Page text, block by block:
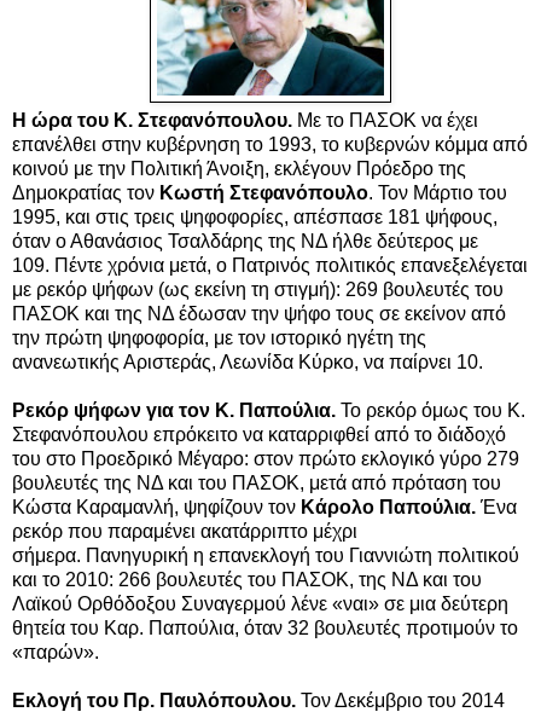
Η ώρα του Κ. Στεφανόπουλου. Με το ΠΑΣΟΚ να έχει
επανέλθει στην κυβέρνηση το 1993, το κυβερνών κόμμα από
κοινού με την Πολιτική Άνοιξη, εκλέγουν Πρόεδρο της
Δημοκρατίας τον Κωστή Στεφανόπουλο. Τον Μάρτιο του
1995, και στις τρεις ψηφοφορίες, απέσπασε 181 ψήφους,
όταν ο Αθανάσιος Τσαλδάρης της ΝΔ ήλθε δεύτερος με
109. Πέντε χρόνια μετά, ο Πατρινός πολιτικός επανεξελέγεται
με ρεκόρ ψήφων (ως εκείνη τη στιγμή): 269 βουλευτές του
ΠΑΣΟΚ και της ΝΔ έδωσαν την ψήφο τους σε εκείνον από
την πρώτη ψηφοφορία, με τον ιστορικό ηγέτη της
ανανεωτικής Αριστεράς, Λεωνίδα Κύρκο, να παίρνει 10.
Ρεκόρ ψήφων για τον Κ. Παπούλια. Το ρεκόρ όμως του Κ.
Στεφανόπουλου επρόκειτο να καταρριφθεί από το διάδοχό
του στο Προεδρικό Μέγαρο: στον πρώτο εκλογικό γύρο 279
βουλευτές της ΝΔ και του ΠΑΣΟΚ, μετά από πρόταση του
Κώστα Καραμανλή, ψηφίζουν τον Κάρολο Παπούλια. Ένα
ρεκόρ που παραμένει ακατάρριπτο μέχρι
σήμερα. Πανηγυρική η επανεκλογή του Γιαννιώτη πολιτικού
και το 2010: 266 βουλευτές του ΠΑΣΟΚ, της ΝΔ και του
Λαϊκού Ορθόδοξου Συναγερμού λένε «ναι» σε μια δεύτερη
θητεία του Καρ. Παπούλια, όταν 32 βουλευτές προτιμούν το
«παρών».
Εκλογή του Πρ. Παυλόπουλου. Τον Δεκέμβριο του 2014